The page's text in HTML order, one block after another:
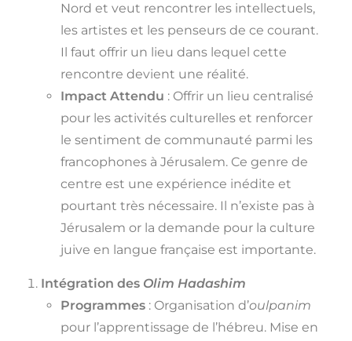
Nord et veut rencontrer les intellectuels,
les artistes et les penseurs de ce courant.
Il faut offrir un lieu dans lequel cette
rencontre devient une réalité.
Impact Attendu : Offrir un lieu centralisé
pour les activités culturelles et renforcer
le sentiment de communauté parmi les
francophones à Jérusalem. Ce genre de
centre est une expérience inédite et
pourtant très nécessaire. Il n’existe pas à
Jérusalem or la demande pour la culture
juive en langue française est importante.
Intégration des Olim Hadashim
Programmes : Organisation d’oulpanim
pour l’apprentissage de l’hébreu. Mise en